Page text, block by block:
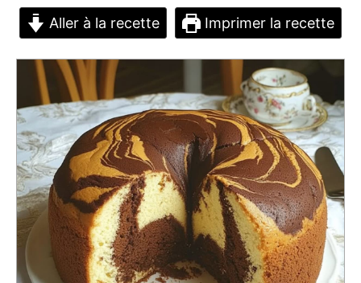
Aller à la recette Imprimer la recette